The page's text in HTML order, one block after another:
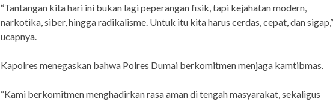
“Tantangan kita hari ini bukan lagi peperangan fisik, tapi kejahatan modern,
narkotika, siber, hingga radikalisme. Untuk itu kita harus cerdas, cepat, dan sigap,”
ucapnya.
Kapolres menegaskan bahwa Polres Dumai berkomitmen menjaga kamtibmas.
“Kami berkomitmen menghadirkan rasa aman di tengah masyarakat, sekaligus